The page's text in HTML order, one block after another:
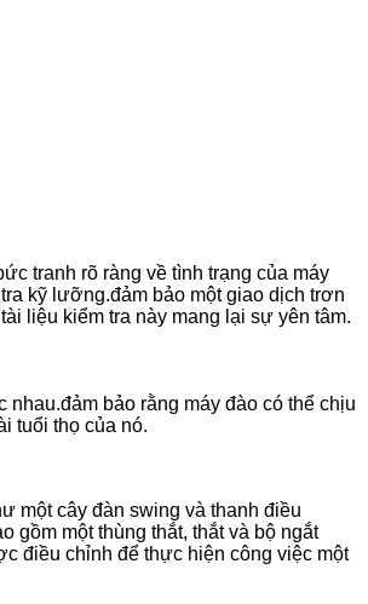
tranh rõ ràng về tình trạng của máy
kỹ lưỡng.đảm bảo một giao dịch trơn
liệu kiểm tra này mang lại sự yên tâm.
bảo rằng máy đào có thể chịu
tuổi thọ của nó.
một cây đàn swing và thanh điều
gồm một thùng thắt, thắt và bộ ngắt
điều chỉnh để thực hiện công việc một